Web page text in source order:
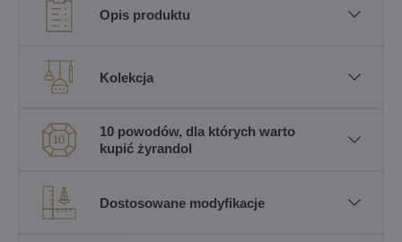
Opis produktu
Kolekcja
10 powodów, dla których warto
kupić żyrandol
Dostosowane modyfikacje